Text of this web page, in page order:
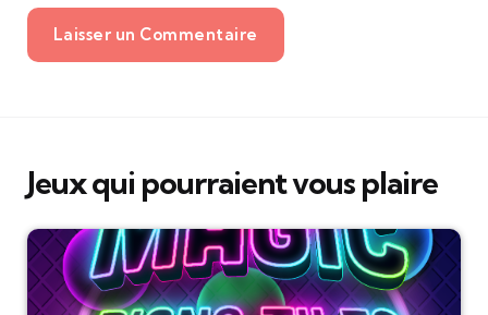
Laisser un Commentaire
Jeux qui pourraient vous plaire